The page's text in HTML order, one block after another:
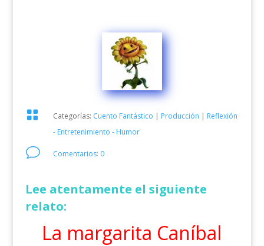
 Categorías: Cuento Fantástico | Producción | Reflexión
- Entretenimiento - Humor
v Comentarios: 0
Lee atentamente el siguiente
relato:
La margarita Caníbal